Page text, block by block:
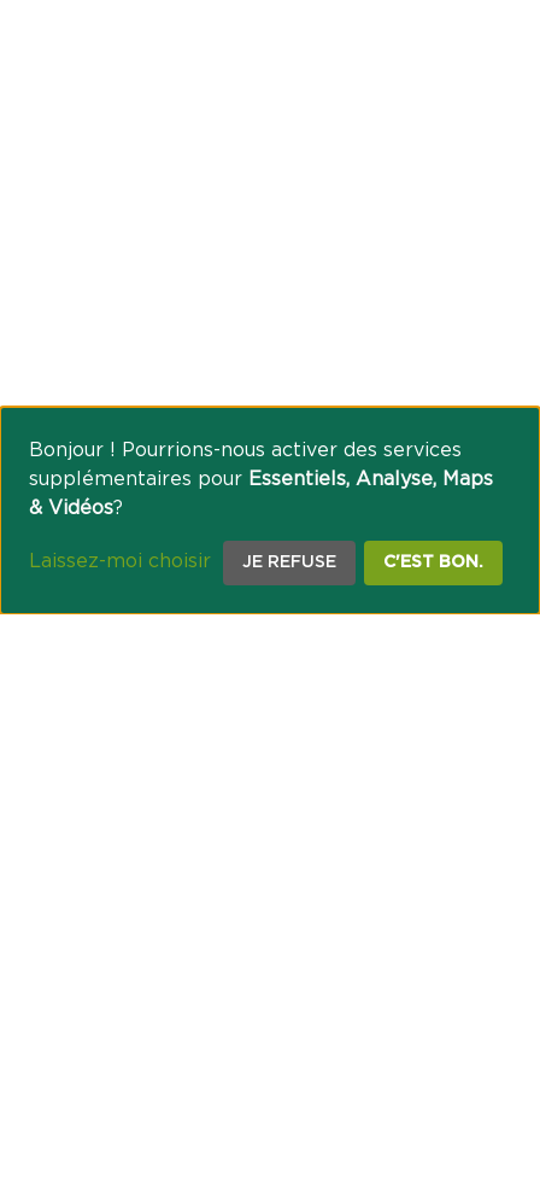
Bonjour ! Pourrions-nous activer des services
supplémentaires pour Essentiels, Analyse, Maps
& Vidéos?
Laissez-moi choisir JE REFUSE C'EST BON.